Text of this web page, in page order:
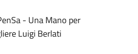
- Una Mano per
Luigi Berlati